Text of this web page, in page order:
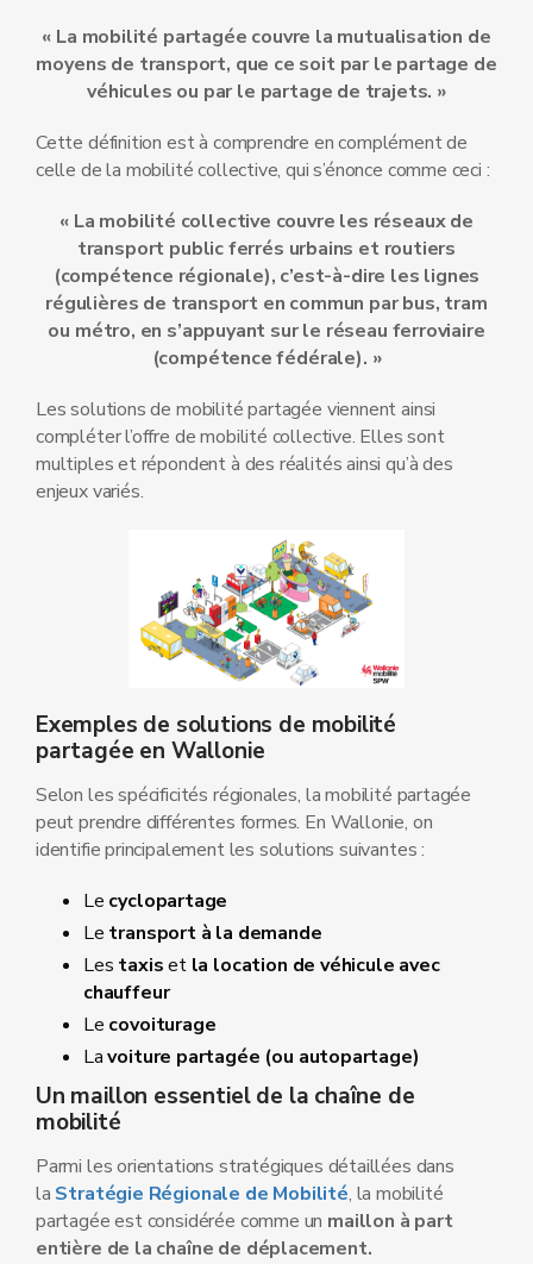
« La mobilité partagée couvre la mutualisation de
moyens de transport, que ce soit par le partage de
véhicules ou par le partage de trajets. »
Cette définition est à comprendre en complément de
celle de la mobilité collective, qui s’énonce comme ceci :
« La mobilité collective couvre les réseaux de
transport public ferrés urbains et routiers
(compétence régionale), c’est-à-dire les lignes
régulières de transport en commun par bus, tram
ou métro, en s’appuyant sur le réseau ferroviaire
(compétence fédérale). »
Les solutions de mobilité partagée viennent ainsi
compléter l’offre de mobilité collective. Elles sont
multiples et répondent à des réalités ainsi qu’à des
enjeux variés.
Exemples de solutions de mobilité
partagée en Wallonie
Selon les spécificités régionales, la mobilité partagée
peut prendre différentes formes. En Wallonie, on
identifie principalement les solutions suivantes :
Le cyclopartage
Le transport à la demande
Les taxiset la location de véhicule avec
chauffeur
Le covoiturage
Lavoiture partagée (ou autopartage)
Un maillon essentiel de la chaîne de
mobilité
Parmi les orientations stratégiques détaillées dans
la Stratégie Régionale de Mobilité, la mobilité
partagée est considérée comme un maillon à part
entière de la chaîne de déplacement.